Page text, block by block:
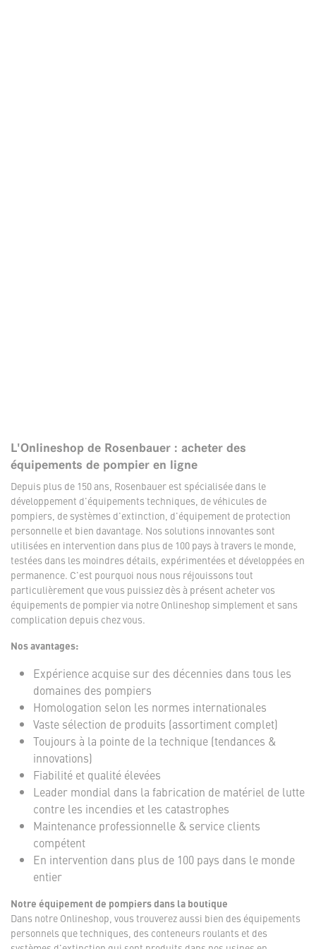
L'Onlineshop de Rosenbauer : acheter des
équipements de pompier en ligne
Depuis plus de 150 ans, Rosenbauer est spécialisée dans le
développement d'équipements techniques, de véhicules de
pompiers, de systèmes d'extinction, d'équipement de protection
personnelle et bien davantage. Nos solutions innovantes sont
utilisées en intervention dans plus de 100 pays à travers le monde,
testées dans les moindres détails, expérimentées et développées en
permanence. C'est pourquoi nous nous réjouissons tout
particulièrement que vous puissiez dès à présent acheter vos
équipements de pompier via notre Onlineshop simplement et sans
complication depuis chez vous.
Nos avantages:
Expérience acquise sur des décennies dans tous les
domaines des pompiers
Homologation selon les normes internationales
Vaste sélection de produits (assortiment complet)
Toujours à la pointe de la technique (tendances &
innovations)
Fiabilité et qualité élevées
Leader mondial dans la fabrication de matériel de lutte
contre les incendies et les catastrophes
Maintenance professionnelle & service clients
compétent
En intervention dans plus de 100 pays dans le monde
entier
Notre équipement de pompiers dans la boutique
Dans notre Onlineshop, vous trouverez aussi bien des équipements
personnels que techniques, des conteneurs roulants et des